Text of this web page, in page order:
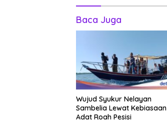
Baca Juga
Wujud Syukur Nelayan
Sambelia Lewat Kebiasaan
Adat Roah Pesisi